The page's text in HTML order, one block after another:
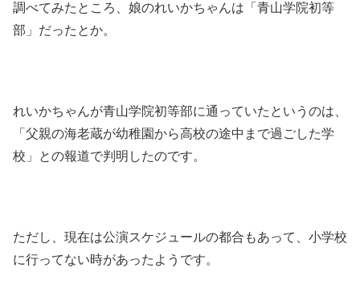
調べてみたところ、娘のれいかちゃんは「青山学院初等
部」だったとか。
れいかちゃんが青山学院初等部に通っていたというのは、
「父親の海老蔵が幼稚園から高校の途中まで過ごした学
校」との報道で判明したのです。
ただし、現在は公演スケジュールの都合もあって、小学校
に行ってない時があったようです。